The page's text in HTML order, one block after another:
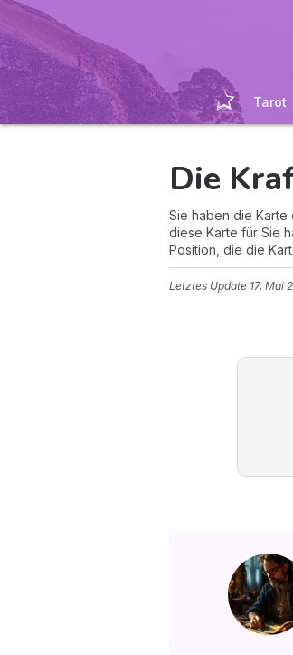
Tarot
Die
Sie haben die
diese Karte für Sie
Position, die die
Letztes Update 17. Mai